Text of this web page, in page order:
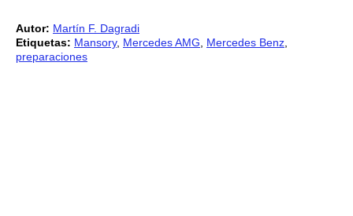
Autor: Martín F. Dagradi
Etiquetas: Mansory, Mercedes AMG, Mercedes Benz,
preparaciones